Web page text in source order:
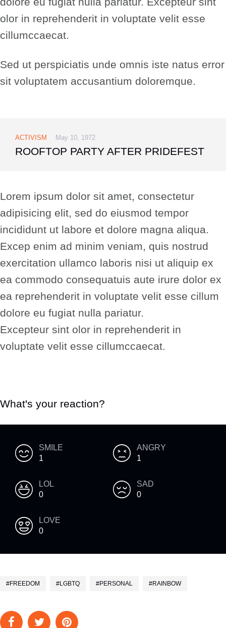
olor in reprehenderit in voluptate velit esse
cillumccaecat.
Sed ut perspiciatis unde omnis iste natus error
sit voluptatem accusantium doloremque.
ACTIVISM May 10, 1972
ROOFTOP PARTY AFTER PRIDEFEST
Lorem ipsum dolor sit amet, consectetur
adipisicing elit, sed do eiusmod tempor
incididunt ut labore et dolore magna aliqua.
Excep enim ad minim veniam, quis nostrud
exercitation ullamco laboris nisi ut aliquip ex
ea commodo consequatuis aute irure dolor ex
ea reprehenderit in voluptate velit esse cillum
dolore eu fugiat nulla pariatur.
Excepteur sint olor in reprehenderit in
voluptate velit esse cillumccaecat.
What's your reaction?
1
SMILE
1
ANGRY
0
LOL
0
SAD
0
LOVE
FREEDOM LGBTQ PERSONAL RAINBOW